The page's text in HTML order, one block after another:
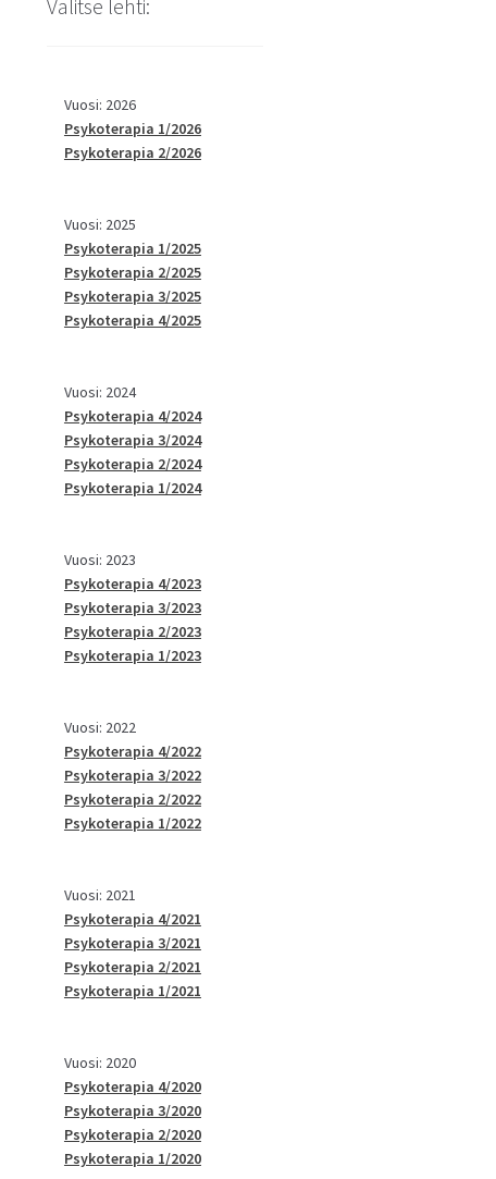
Valitse lehti:
Vuosi: 2026
Psykoterapia 1/2026
Psykoterapia 2/2026
Vuosi: 2025
Psykoterapia 1/2025
Psykoterapia 2/2025
Psykoterapia 3/2025
Psykoterapia 4/2025
Vuosi: 2024
Psykoterapia 4/2024
Psykoterapia 3/2024
Psykoterapia 2/2024
Psykoterapia 1/2024
Vuosi: 2023
Psykoterapia 4/2023
Psykoterapia 3/2023
Psykoterapia 2/2023
Psykoterapia 1/2023
Vuosi: 2022
Psykoterapia 4/2022
Psykoterapia 3/2022
Psykoterapia 2/2022
Psykoterapia 1/2022
Vuosi: 2021
Psykoterapia 4/2021
Psykoterapia 3/2021
Psykoterapia 2/2021
Psykoterapia 1/2021
Vuosi: 2020
Psykoterapia 4/2020
Psykoterapia 3/2020
Psykoterapia 2/2020
Psykoterapia 1/2020